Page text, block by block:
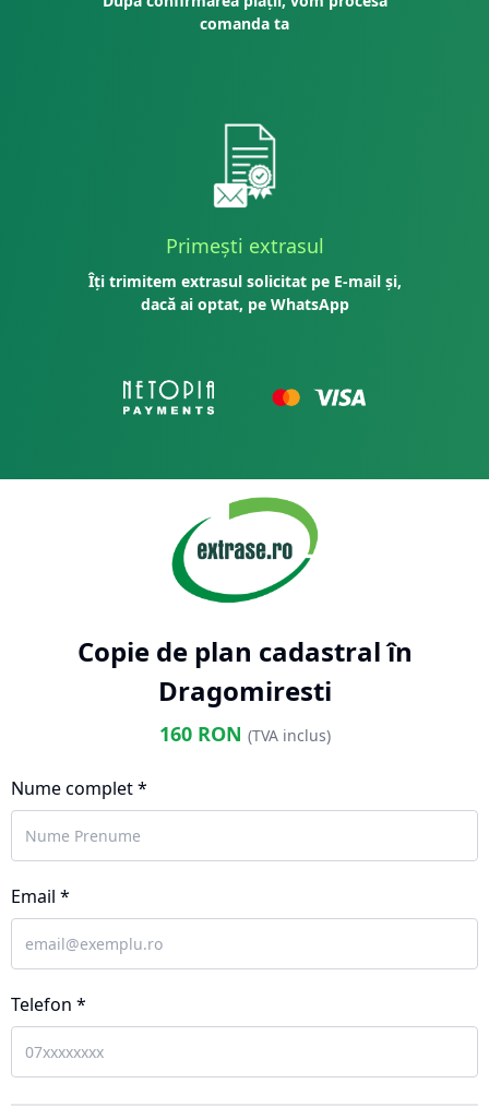
comanda ta
Primești extrasul
Îți trimitem extrasul solicitat pe E-mail și,
dacă ai optat, pe WhatsApp
Copie de plan cadastral în
Dragomiresti
160RON (TVA inclus)
Nume complet *
Email *
Telefon *